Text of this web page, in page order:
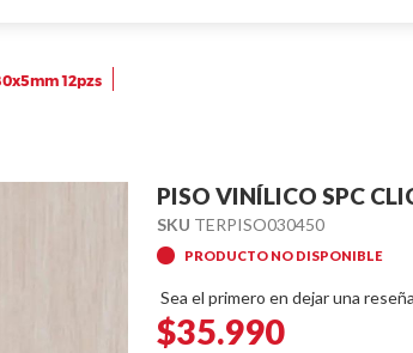
12pzs
PISO VINÍLICO SPC
SKU TERPISO030450
PRODUCTO NO DISPONIBLE
Sea el primero en dejar una
$35.990